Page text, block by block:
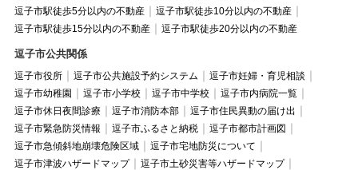
逗子市駅徒歩5分以内の不動産
逗子市駅徒歩10分以内の不動産
逗子市駅徒歩15分以内の不動産
逗子市駅徒歩20分以内の不動産
逗子市公共関係
逗子市役所 逗子市公共施設予約システム
逗子市妊婦・育児相談
逗子市幼稚園
逗子市小学校 逗子市中学校
逗子市内病院一覧
逗子市休日夜間診療
逗子市消防本部
逗子市住民異動の届け出
逗子市緊急防災情報
逗子市ふるさと納税
逗子市都市計画図
逗子市急傾斜地崩壊危険区域
逗子市宅地防災について
逗子市津波ハザードマップ
逗子市土砂災害等ハザードマップ